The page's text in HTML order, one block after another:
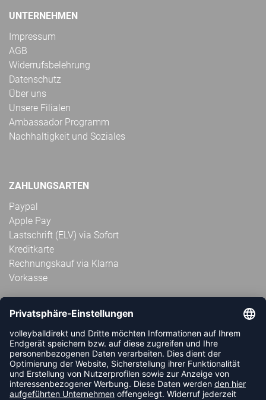
UNTERNEHMEN
Impressum
AGB
Widerrufsbelehrung
Datenschutz
Über uns
Unsere Filialen
Ambassador Programm
Nachhaltigkeit und Soziales
ZAHLUNGSARTEN
Paypal
Apple Pay
Lastschrift (ELV) via Sofort
Kreditkarte
Rechnungskauf via Klarna
Vorkasse
ABONNIERE JETZT DEN KOSTENLOSEN
VOLLEYBALLDIREKT-NEWSLETTER UND VERPASSE KEINE
NEUIGKEIT ODER AKTION MEHR.
JETZT ANMELDEN